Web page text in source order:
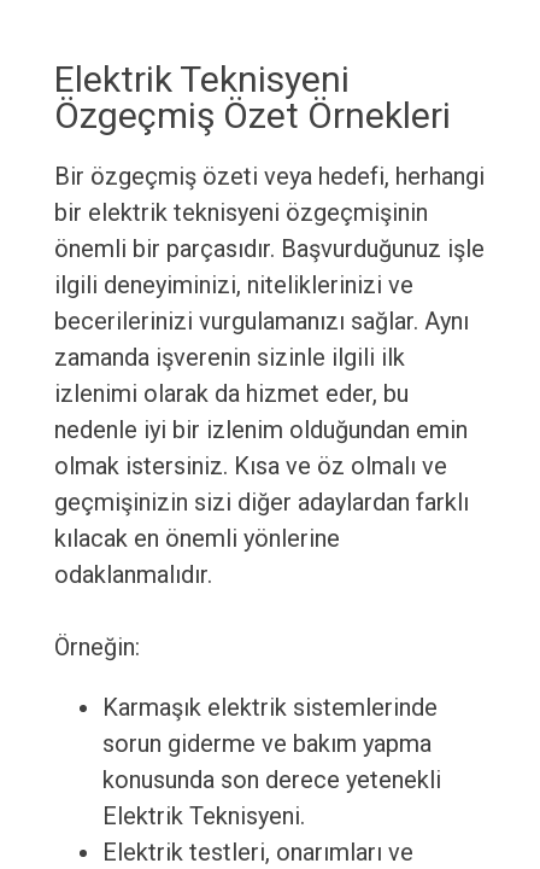
Elektrik Teknisyeni
Özgeçmiş Özet Örnekleri
Bir özgeçmiş özeti veya hedefi, herhangi
bir elektrik teknisyeni özgeçmişinin
önemli bir parçasıdır. Başvurduğunuz işle
ilgili deneyiminizi, niteliklerinizi ve
becerilerinizi vurgulamanızı sağlar. Aynı
zamanda işverenin sizinle ilgili ilk
izlenimi olarak da hizmet eder, bu
nedenle iyi bir izlenim olduğundan emin
olmak istersiniz. Kısa ve öz olmalı ve
geçmişinizin sizi diğer adaylardan farklı
kılacak en önemli yönlerine
odaklanmalıdır.
Örneğin:
Karmaşık elektrik sistemlerinde
sorun giderme ve bakım yapma
konusunda son derece yetenekli
Elektrik Teknisyeni.
Elektrik testleri, onarımları ve